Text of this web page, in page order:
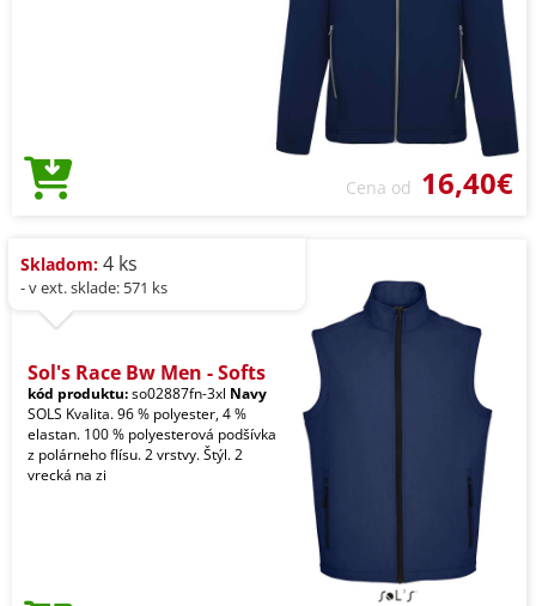
Cena od 16,40€
Skladom: 4 ks
- v ext. sklade: 571 ks
Sol's Race Bw Men - Softs
kód produktu:so02887fn-3xl Navy
SOLS Kvalita. 96 % polyester, 4 %
elastan. 100 % polyesterová podšívka
z polárneho flísu. 2 vrstvy. Štýl. 2
vrecká na zi